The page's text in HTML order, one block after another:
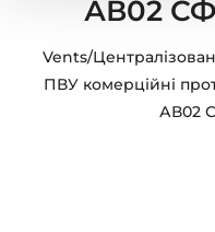
АВ02
Vents/
ПВУ комерційні
АВ02